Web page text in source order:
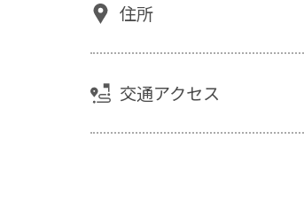
住所
交通アクセス